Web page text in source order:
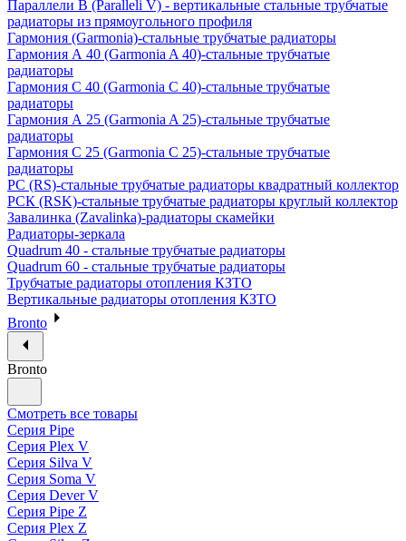
Параллели В (Paralleli V) - вертикальные стальные трубчатые
радиаторы из прямоугольного профиля
Гармония (Garmonia)-стальные трубчатые радиаторы
Гармония А 40 (Garmonia A 40)-стальные трубчатые
радиаторы
Гармония С 40 (Garmonia C 40)-стальные трубчатые
радиаторы
Гармония А 25 (Garmonia A 25)-стальные трубчатые
радиаторы
Гармония С 25 (Garmonia C 25)-стальные трубчатые
радиаторы
РС (RS)-стальные трубчатые радиаторы квадратный коллектор
РСК (RSK)-стальные трубчатые радиаторы круглый коллектор
Завалинка (Zavalinka)-радиаторы скамейки
Радиаторы-зеркала
Quadrum 40 - стальные трубчатые радиаторы
Quadrum 60 - стальные трубчатые радиаторы
Трубчатые радиаторы отопления КЗТО
Вертикальные радиаторы отопления КЗТО
Bronto
Bronto
Смотреть все товары
Серия Pipe
Серия Plex V
Серия Silva V
Серия Soma V
Серия Dever V
Серия Pipe Z
Серия Plex Z